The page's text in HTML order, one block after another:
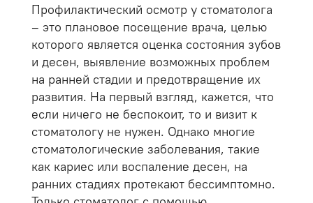
Профилактический осмотр у стоматолога
– это плановое посещение врача, целью
которого является оценка состояния зубов
и десен, выявление возможных проблем
на ранней стадии и предотвращение их
развития. На первый взгляд, кажется, что
если ничего не беспокоит, то и визит к
стоматологу не нужен. Однако многие
стоматологические заболевания, такие
как кариес или воспаление десен, на
ранних стадиях протекают бессимптомно.